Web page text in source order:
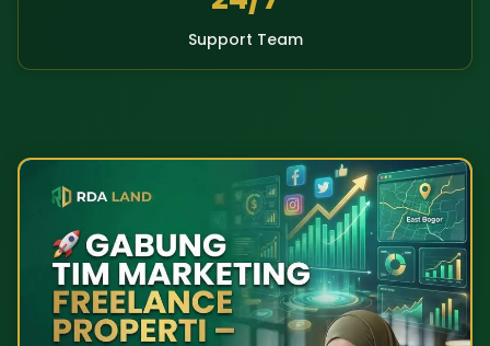
Support Team